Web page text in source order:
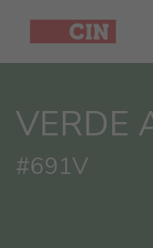
VERDE
#691V